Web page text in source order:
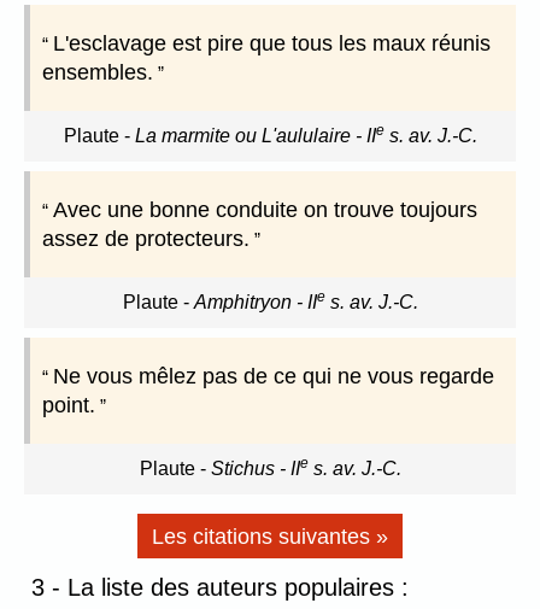
L'esclavage est pire que tous les maux réunis
ensembles.
Plaute- La marmite ou L'aululaire - IIes. av. J.-C.
Avec une bonne conduite on trouve toujours
assez de protecteurs.
Plaute- Amphitryon - IIes. av. J.-C.
Ne vous mêlez pas de ce qui ne vous regarde
point.
Plaute- Stichus - IIes. av. J.-C.
Les citations suivantes »
3 - La liste des auteurs populaires :